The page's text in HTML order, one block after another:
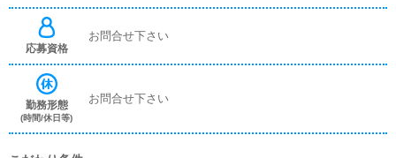
応募資格
お問合せ下さい
勤務形態
(時間/休日等)
お問合せ下さい